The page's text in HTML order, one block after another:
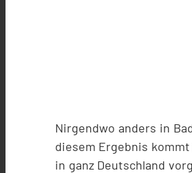
Nirgendwo anders in
diesem Ergebnis
in ganz Deutschland